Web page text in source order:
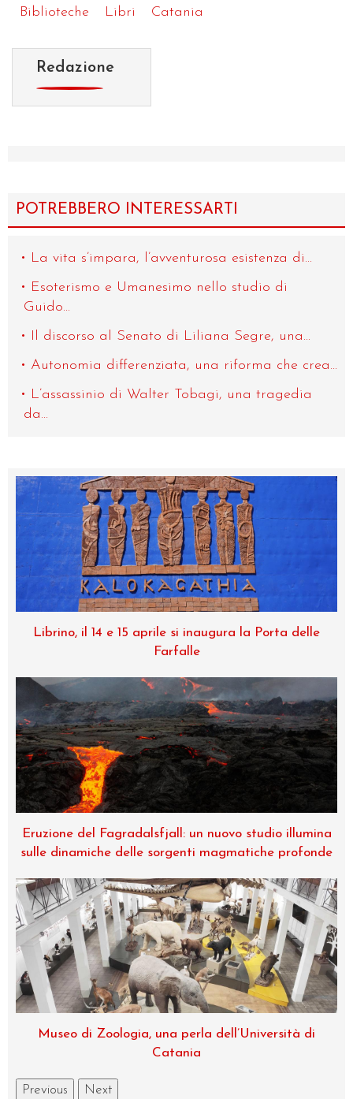
Biblioteche Libri Catania
Redazione
POTREBBERO INTERESSARTI
La vita s’impara, l’avventurosa esistenza di...
Esoterismo e Umanesimo nello studio di
Guido...
Il discorso al Senato di Liliana Segre, una...
Autonomia differenziata, una riforma che crea...
L’assassinio di Walter Tobagi, una tragedia
da...
Librino, il 14 e 15 aprile si inaugura la Porta delle
Farfalle
Eruzione del Fagradalsfjall: un nuovo studio illumina
sulle dinamiche delle sorgenti magmatiche profonde
Museo di Zoologia, una perla dell’Università di
Catania
Previous
Next